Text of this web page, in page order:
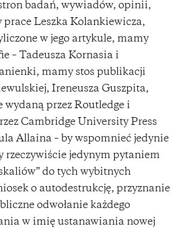
badań, wywiadów, opinii,
prace Leszka Kolankiewicza,
w jego artykule, mamy
– Tadeusza Kornasia i
mamy stos publikacji
Ireneusza Guszpita,
wydaną przez Routledge i
Cambridge University Press
Allaina – by wspomnieć jedynie
rzeczywiście jedynym pytaniem
do tych wybitnych
o autodestrukcję, przyznanie
odwołanie każdego
w imię ustanawiania nowej